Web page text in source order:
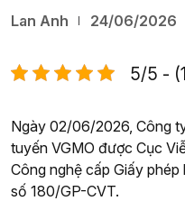
Lan Anh 24/06/2026
5/5 -
Ngày 02/06/2026, Công
tuyến VGMO được Cục
Công nghệ cấp Giấy
số 180/GP-CVT.